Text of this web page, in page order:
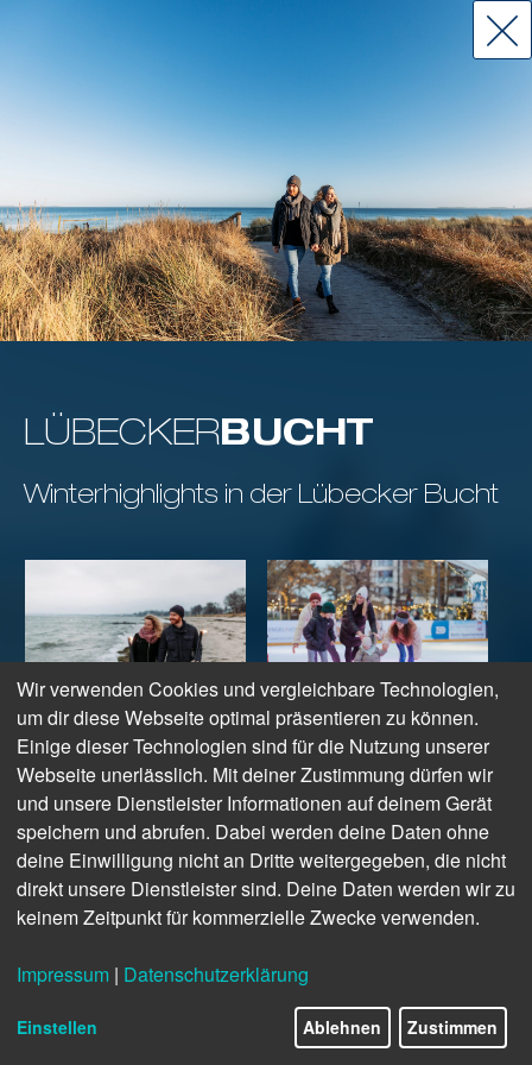
LÜBECKERBUCHT
Winterhighlights in der Lübecker Bucht
Fackelwanderung
Lausche den Geschichten
unserer Ostsee-Originale,
während sich der Fackelschein
auf dem Ostseesaum spiegelt.
Lustiges und Persönliches aus
Ostseeküste und aus der
Dämmerung am Strand im
Eiswelt
Ein Schlittschuhvergnügen der
Superlative erwartet Dich im
Kurpark Scharbeutz. Bei der
wohl längsten
illuminierten Kurpark, dem
und dem After-Work-Punsch
genießt Du die frische Seeluft
und den klaren Winterhimmel.
Wir verwenden Cookies und vergleichbare Technologien,
um dir diese Webseite optimal präsentieren zu können.
Einige dieser Technologien sind für die Nutzung unserer
Webseite unerlässlich. Mit deiner Zustimmung dürfen wir
und unsere Dienstleister Informationen auf deinem Gerät
speichern und abrufen. Dabei werden deine Daten ohne
deine Einwilligung nicht an Dritte weitergegeben, die nicht
direkt unsere Dienstleister sind. Deine Daten werden wir zu
keinem Zeitpunkt für kommerzielle Zwecke verwenden.
Impressum | Datenschutzerklärung
Einstellen Ablehnen Zustimmen